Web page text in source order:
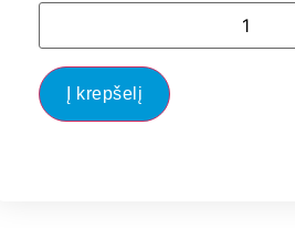
Į krepšelį